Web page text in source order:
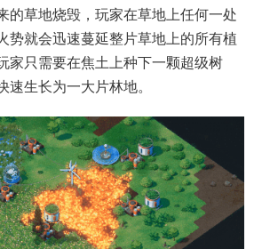
的草地烧毁，玩家在草地上任何一处
势就会迅速蔓延整片草地上的所有植
家只需要在焦土上种下一颗超级树
生长为一大片林地。